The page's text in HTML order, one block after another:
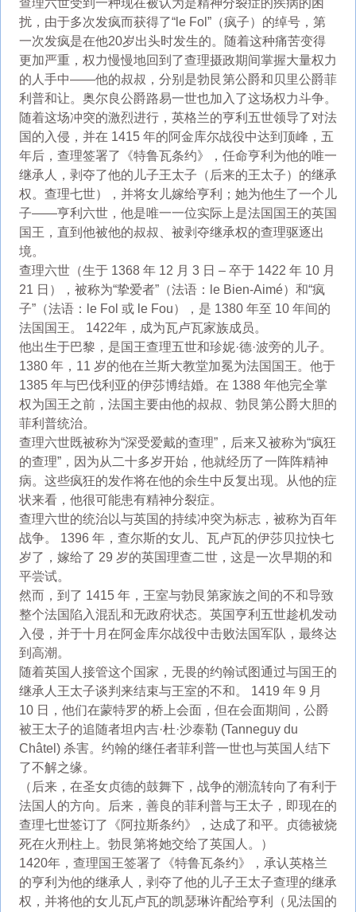
扰，由于多次发疯而获得了“le Fol”（疯子）的绰号，第
一次发疯是在他20岁出头时发生的。随着这种痛苦变得
更加严重，权力慢慢地回到了查理摄政期间掌握大量权力
的人手中——他的叔叔，分别是勃艮第公爵和贝里公爵菲
利普和让。奥尔良公爵路易一世也加入了这场权力斗争。
随着这场冲突的激烈进行，英格兰的亨利五世领导了对法
国的入侵，并在 1415 年的阿金库尔战役中达到顶峰，五
年后，查理签署了《特鲁瓦条约》，任命亨利为他的唯一
继承人，剥夺了他的儿子王太子（后来的王太子）的继承
权。查理七世），并将女儿嫁给亨利；她为他生了一个儿
子——亨利六世，他是唯一一位实际上是法国国王的英国
国王，直到他被他的叔叔、被剥夺继承权的查理驱逐出
境。
查理六世（生于 1368 年 12 月 3 日 – 卒于 14​​22 年 10 月
21 日），被称为“挚爱者”（法语：le Bien-Aimé）和“疯
子”（法语：le Fol 或 le Fou），是 1380 年至 10 年间的
法国国王。 1422年，成为瓦卢瓦家族成员。
他出生于巴黎，是国王查理五世和珍妮·德·波旁的儿子。
1380 年，11 岁的他在兰斯大教堂加冕为法国国王。他于
1385 年与巴伐利亚的伊莎博结婚。在 1388 年他完全掌
权为国王之前，法国主要由他的叔叔、勃艮第公爵大胆的
菲利普统治。
查理六世既被称为“深受爱戴的查理”，后来又被称为“疯狂
的查理”，因为从二十多岁开始，他就经历了一阵阵精神
病。这些疯狂的发作将在他的余生中反复出现。从他的症
状来看，他很可能患有精神分裂症。
查理六世的统治以与英国的持续冲突为标志，被称为百年
战争。 1396 年，查尔斯的女儿、瓦卢瓦的伊莎贝拉快七
岁了，嫁给了 29 岁的英国理查二世，这是一次早期的和
平尝试。
然而，到了 1415 年，王室与勃艮第家族之间的不和导致
整个法国陷入混乱和无政府状态。英国亨利五世趁机发动
入侵，并于十月在阿金库尔战役中击败法国军队，最终达
到高潮。
随着英国人接管这个国家，无畏的约翰试图通过与国王的
继承人王太子谈判来结束与王室的不和。 1419 年 9 月
10 日，他们在蒙特罗的桥上会面，但在会面期间，公爵
被王太子的追随者坦内吉·杜·沙泰勒 (Tanneguy du
Châtel) 杀害。约翰的继任者菲利普一世也与英国人结下
了不解之缘。
（后来，在圣女贞德的鼓舞下，战争的潮流转向了有利于
法国人的方向。后来，善良的菲利普与王太子，即现在的
查理七世签订了《阿拉斯条约》，达成了和平。贞德被烧
死在火刑柱上。勃艮第将她交给了英国人。）
1420年，查理国王签署了《特鲁瓦条约》，承认英格兰
的亨利为他的继承人，剥夺了他的儿子王太子查理的继承
权，并将他的女儿瓦卢瓦的凯瑟琳许配给亨利（见法国的